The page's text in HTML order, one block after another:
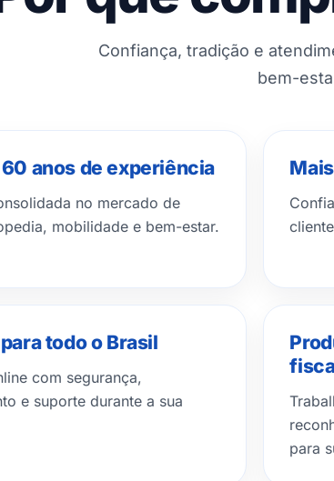
Confiança, tradição e
bem-
anos de experiência
no mercado de
mobilidade e bem-estar.
todo o Brasil
com segurança,
e suporte durante a sua
para